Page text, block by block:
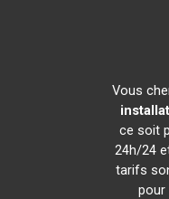
Vous
ce soit
24h/24
tarifs
pour